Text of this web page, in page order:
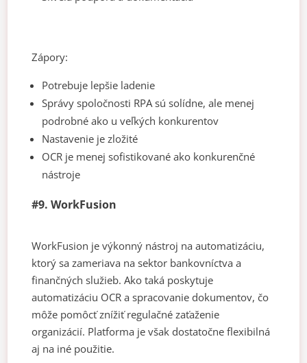
Zápory:
Potrebuje lepšie ladenie
Správy spoločnosti RPA sú solídne, ale menej
podrobné ako u veľkých konkurentov
Nastavenie je zložité
OCR je menej sofistikované ako konkurenčné
nástroje
#9. WorkFusion
WorkFusion je výkonný nástroj na automatizáciu,
ktorý sa zameriava na sektor bankovníctva a
finančných služieb. Ako taká poskytuje
automatizáciu OCR a spracovanie dokumentov, čo
môže pomôcť znížiť regulačné zaťaženie
organizácií. Platforma je však dostatočne flexibilná
aj na iné použitie.